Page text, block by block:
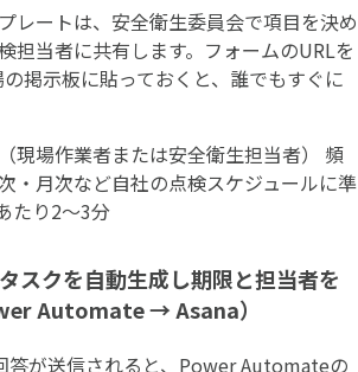
レートは、安全衛生委員会で項目を決め
担当者に共有します。フォームのURLを
掲示板に貼っておくと、誰でもすぐに
現場作業者または安全衛生担当者） 頻
・月次など自社の点検スケジュールに準
たり2〜3分
スクを自動生成し期限と担当者を
Automate → Asana）
が送信されると、Power Automateの